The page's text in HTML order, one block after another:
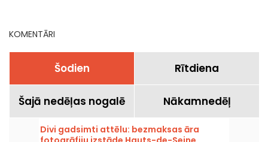
KOMENTĀRI
Šodien Rītdiena
Šajā nedēļas nogalē Nākamnedēļ
Divi gadsimti attēlu: bezmaksas āra